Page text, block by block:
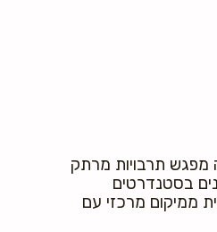
מפגש תרבויות מרתק
בסטנדרטים
ממיקום מרכזי עם